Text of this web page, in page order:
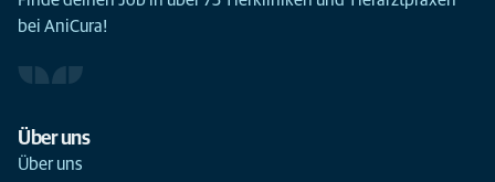
bei AniCura!
Über uns
Über uns